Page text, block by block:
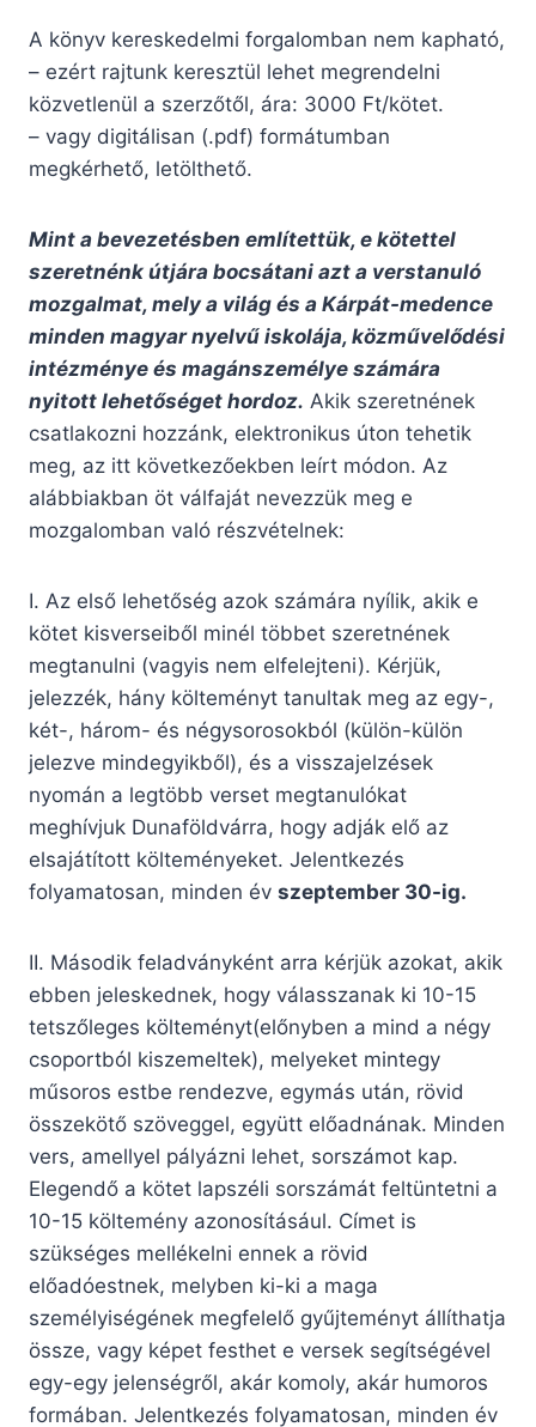
A könyv kereskedelmi forgalomban nem kapható,
– ezért rajtunk keresztül lehet megrendelni
közvetlenül a szerzőtől, ára: 3000 Ft/kötet.
– vagy digitálisan (.pdf) formátumban
megkérhető, letölthető.
Mint a bevezetésben említettük, e kötettel
szeretnénk útjára bocsátani azt a verstanuló
mozgalmat, mely a világ és a Kárpát-medence
minden magyar nyelvű iskolája, közművelődési
intézménye és magánszemélye számára
nyitott lehetőséget hordoz. Akik szeretnének
csatlakozni hozzánk, elektronikus úton tehetik
meg, az itt következőekben leírt módon. Az
alábbiakban öt válfaját nevezzük meg e
mozgalomban való részvételnek:
I. Az első lehetőség azok számára nyílik, akik e
kötet kisverseiből minél többet szeretnének
megtanulni (vagyis nem elfelejteni). Kérjük,
jelezzék, hány költeményt tanultak meg az egy-,
két-, három- és négysorosokból (külön-külön
jelezve mindegyikből), és a visszajelzések
nyomán a legtöbb verset megtanulókat
meghívjuk Dunaföldvárra, hogy adják elő az
elsajátított költeményeket. Jelentkezés
folyamatosan, minden év szeptember 30-ig.
II. Második feladványként arra kérjük azokat, akik
ebben jeleskednek, hogy válasszanak ki 10-15
tetszőleges költeményt(előnyben a mind a négy
csoportból kiszemeltek), melyeket mintegy
műsoros estbe rendezve, egymás után, rövid
összekötő szöveggel, együtt előadnának. Minden
vers, amellyel pályázni lehet, sorszámot kap.
Elegendő a kötet lapszéli sorszámát feltüntetni a
10-15 költemény azonosításául. Címet is
szükséges mellékelni ennek a rövid
előadóestnek, melyben ki-ki a maga
személyiségének megfelelő gyűjteményt állíthatja
össze, vagy képet festhet e versek segítségével
egy-egy jelenségről, akár komoly, akár humoros
formában. Jelentkezés folyamatosan, minden év